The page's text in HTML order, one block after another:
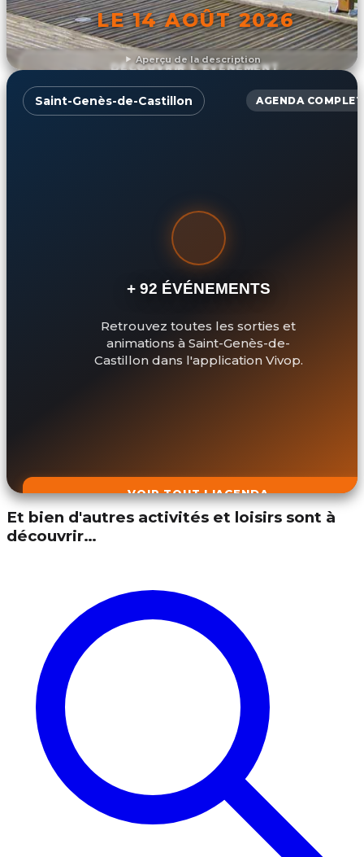
Aperçu de la description
LE 14 AOÛT 2026
DÉCOUVRIR L'ÉVÉNEMENT
Saint-Genès-de-Castillon AGENDA COMPLET
+ 92 ÉVÉNEMENTS
Retrouvez toutes les sorties et
animations à Saint-Genès-de-
Castillon dans l'application Vivop.
VOIR TOUT L'AGENDA
Et bien d'autres activités et loisirs sont à
découvrir…